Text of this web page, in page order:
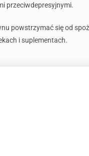
przeciwdepresyjnymi.
powstrzymać się od
i suplementach.